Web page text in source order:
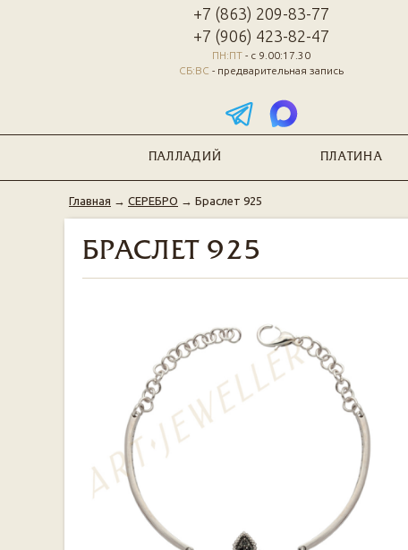
+7 (863) 209-83-77
+7 (906) 423-82-47
ПН:ПТ - с 9.00:17.30
СБ:ВС - предварительная запись
ПАЛЛАДИЙ ПЛАТИНА
Главная → СЕРЕБРО → Браслет 925
БРАСЛЕТ 925